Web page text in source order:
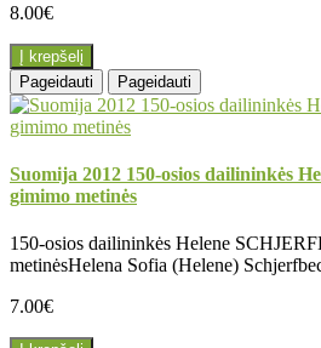
8.00€
Į krepšelį
Pageidauti
Pageidauti
Suomija 2012 150-osios dailininkės
gimimo metinės
150-osios dailininkės Helene
metinėsHelena Sofia (Helene)
7.00€